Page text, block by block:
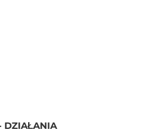
DZIAŁANIA